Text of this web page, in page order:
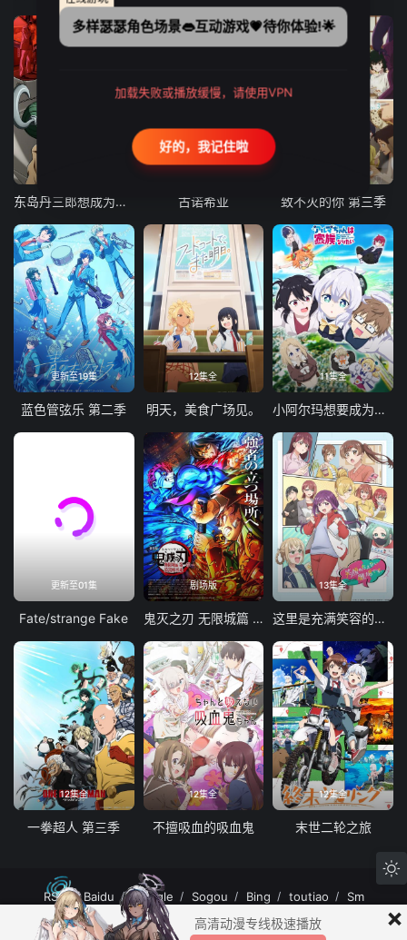
东岛丹三郎想成为假面骑士
更新至21集
古诺希亚 致不灭的你 第三季
更新至19集
蓝色管弦乐 第二季
12集全
明天，美食广场见。
11集全
小阿尔玛想要成为家人
更新至01集
Fate/strange Fake
剧场版
鬼灭之刃 无限城篇 第一章 猗窝座再袭
13集全
这里是充满笑容的职场。
12集全
一拳超人 第三季
12集全
不擅吸血的吸血鬼
12集全
末世二轮之旅
RSS Baidu Google Sogou Bing toutiao Sm
MuteFun动漫网站-无声乐趣-(゜-゜)つロ 干杯~MuteFun动漫网站所有内容均来
自互联网分享站点所提供的公开引用资源，未提供资源上传、存储服务。
×
高清动漫专线极速播放
多样瑟瑟角色场景👄互动游戏💗待你体验!🌟
加载失败或播放缓慢，请使用VPN
好的，我记住啦